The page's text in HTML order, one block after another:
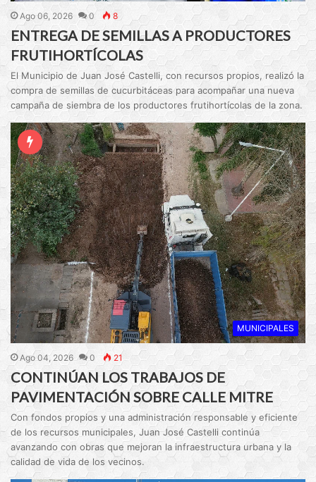
Ago 06, 2026 0 8
ENTREGA DE SEMILLAS A PRODUCTORES
FRUTIHORTÍCOLAS
El Municipio de Juan José Castelli, con recursos propios, realizó la
compra de semillas de cucurbitáceas para acompañar una nueva
campaña de siembra de los productores frutihortícolas de la zona.
MUNICIPALES
Ago 04, 2026 0 21
CONTINÚAN LOS TRABAJOS DE
PAVIMENTACIÓN SOBRE CALLE MITRE
Con fondos propios y una administración responsable y eficiente
de los recursos municipales, Juan José Castelli continúa
avanzando con obras que mejoran la infraestructura urbana y la
calidad de vida de los vecinos.